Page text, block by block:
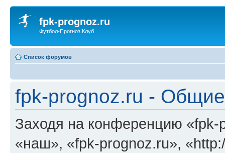
fpk-prognoz.ru
Футбол-Прогноз Клуб
Список форумов
fpk-prognoz.ru -
Заходя на конференцию
«наш», «fpk-prognoz.ru»,